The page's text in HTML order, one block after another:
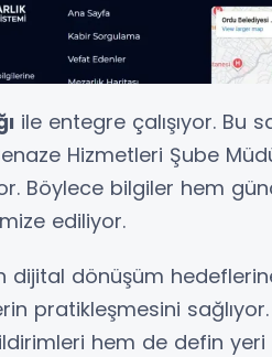
ile entegre çalışıyor. Bu
Hizmetleri Şube
Böylece bilgiler hem
ediliyor.
dijital dönüşüm
pratikleşmesini sağlıyor.
hem de defin